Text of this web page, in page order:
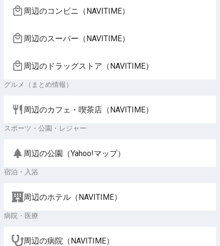
周辺のコンビニ（NAVITIME）
周辺のスーパー（NAVITIME）
周辺のドラッグストア（NAVITIME）
グルメ（まとめ情報）
周辺のカフェ・喫茶店（NAVITIME）
スポーツ・公園・レジャー
周辺の公園（Yahoo!マップ）
宿泊・入浴
周辺のホテル（NAVITIME）
病院・医療
周辺の病院（NAVITIME）